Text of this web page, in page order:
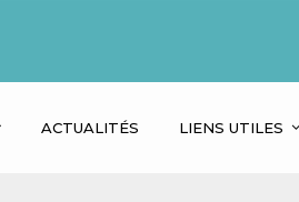
ACTUALITÉS LIENS UTILES